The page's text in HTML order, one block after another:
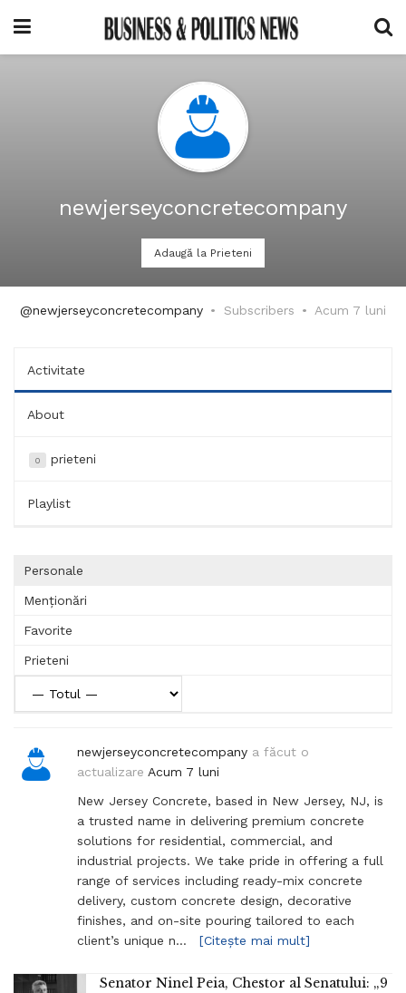
newjerseyconcretecompany
Adaugă la Prieteni
@newjerseyconcretecompany Subscribers Acum 7 luni
Activitate
About
0 prieteni
Playlist
Personale
Menționări
Favorite
Prieteni
newjerseyconcretecompany a făcut o
actualizare Acum 7 luni
New Jersey Concrete, based in New Jersey, NJ, is
a trusted name in delivering premium concrete
solutions for residential, commercial, and
industrial projects. We take pride in offering a full
range of services including ready-mix concrete
delivery, custom concrete design, decorative
finishes, and on-site pouring tailored to each
client’s unique n…
[Citește mai mult]
Senator Ninel Peia, Chestor al Senatului: „9